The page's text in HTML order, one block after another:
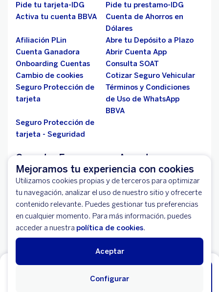
Mejoramos tu experiencia con cookies
Utilizamos cookies propias y de terceros para optimizar
tu navegación, analizar el uso de nuestro sitio y ofrecerte
contenido relevante. Puedes gestionar tus preferencias
en cualquier momento. Para más información, puedes
acceder a nuestra política de cookies.
Aceptar
Configurar
Comienza ahorrar HOY, abre tu Cuenta
Pide tu tarjeta-IDG
Pide tu prestamo-IDG
Activa tu cuenta BBVA
Cuenta de Ahorros en
Dólares
Afiliación PLin
Abre tu Depósito a Plazo
Cuenta Ganadora
Abrir Cuenta App
Onboarding Cuentas
Consulta SOAT
Cambio de cookies
Cotizar Seguro Vehicular
Seguro Protección de
tarjeta
Términos y Condiciones
de Uso de WhatsApp
BBVA
Seguro Protección de
tarjeta - Seguridad
Ganador E-commerce Award
Líderes en Servicios Financieros y Banca Online -
2018
Conoce más sobre este y otros premios:
Premios y Reconocimiento
Si quieres comunicarnos una vulnerabilidad que hayas
encontrado en BBVA, por favor
Libro de reclamaciones